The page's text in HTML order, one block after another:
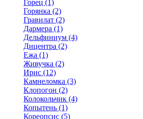
Горец (1)
Горянка (2)
Гравилат (2)
Дармера (1)
Дельфиниум (4)
Дицентра (2)
Ежа (1)
Живучка (2)
Ирис (12)
Камнеломка (3)
Клопогон (2)
Колокольчик (4)
Копытень (1)
Кореопсис (5)